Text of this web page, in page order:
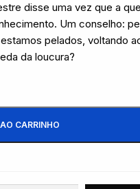
disse uma vez que a
Um conselho:
pelados, voltando
da loucura?
CARRINHO